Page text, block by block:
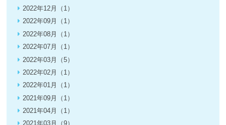
2022年12月（1）
2022年09月（1）
2022年08月（1）
2022年07月（1）
2022年03月（5）
2022年02月（1）
2022年01月（1）
2021年09月（1）
2021年04月（1）
2021年03月（9）